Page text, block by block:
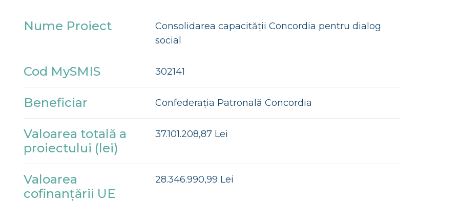
Nume Proiect
Consolidarea capacității Concordia pentru dialog
social
Cod MySMIS 302141
Beneficiar Confederația Patronală Concordia
Valoarea totală a
proiectului (lei)
37.101.208,87 Lei
Valoarea
cofinanțării UE
28.346.990,99 Lei